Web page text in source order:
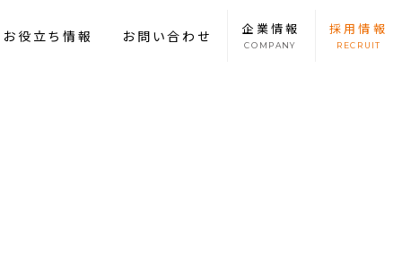
役立ち情報 お問い合わせ 企業情報
COMPANY
採用情報
RECRUIT